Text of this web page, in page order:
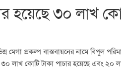
হয়েছে ৩০ লাখ
মেগা প্রকল্প বাস্তবায়নের নামে বিপুল
লাখ কোটি টাকা পাচার হয়েছে এবং ২০